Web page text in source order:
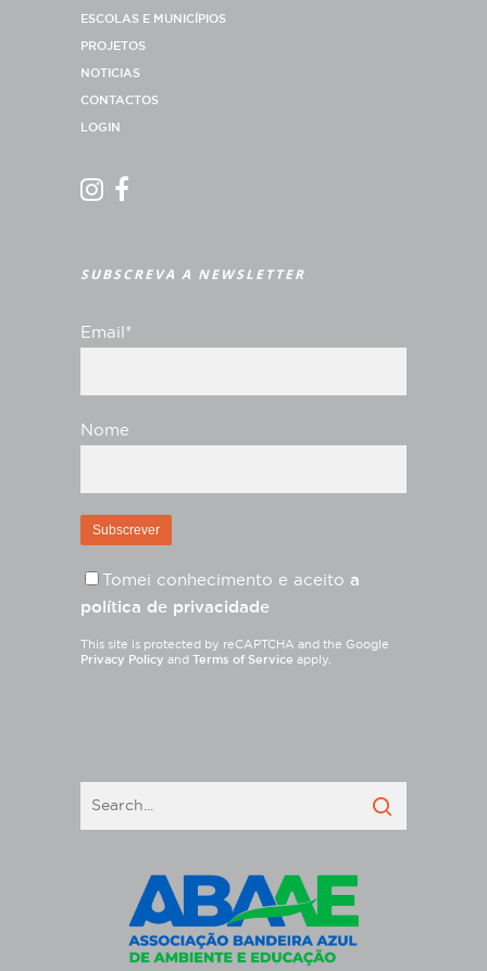
ESCOLAS E MUNICÍPIOS
PROJETOS
NOTICIAS
CONTACTOS
LOGIN
SUBSCREVA A NEWSLETTER
Email*
Nome
Tomei conhecimento e aceito a
política de privacidade
This site is protected by reCAPTCHA and the Google
Privacy Policy and Terms of Service apply.